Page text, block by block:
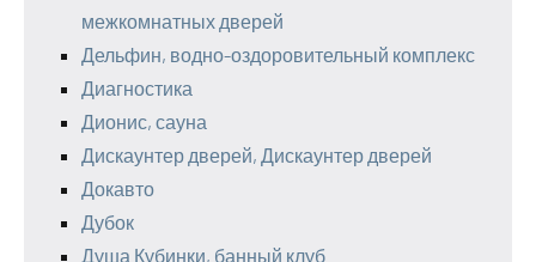
межкомнатных дверей
Дельфин, водно-оздоровительный комплекс
Диагностика
Дионис, сауна
Дискаунтер дверей, Дискаунтер дверей
Докавто
Дубок
Душа Кубинки, банный клуб